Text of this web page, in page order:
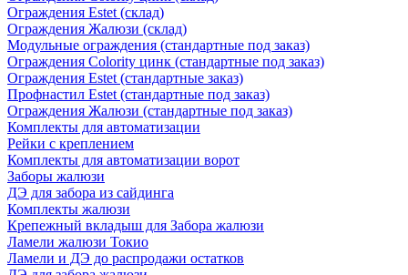
Ограждения Estet (склад)
Ограждения Жалюзи (склад)
Модульные ограждения (стандартные под заказ)
Ограждения Colority цинк (стандартные под заказ)
Ограждения Estet (стандартные заказ)
Профнастил Estet (стандартные под заказ)
Ограждения Жалюзи (стандартные под заказ)
Комплекты для автоматизации
Рейки с креплением
Комплекты для автоматизации ворот
Заборы жалюзи
ДЭ для забора из сайдинга
Комплекты жалюзи
Крепежный вкладыш для Забора жалюзи
Ламели жалюзи Токио
Ламели и ДЭ до распродажи остатков